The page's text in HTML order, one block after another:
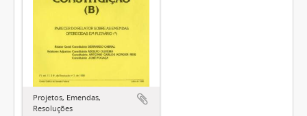
Projetos, Emendas,
Resoluções